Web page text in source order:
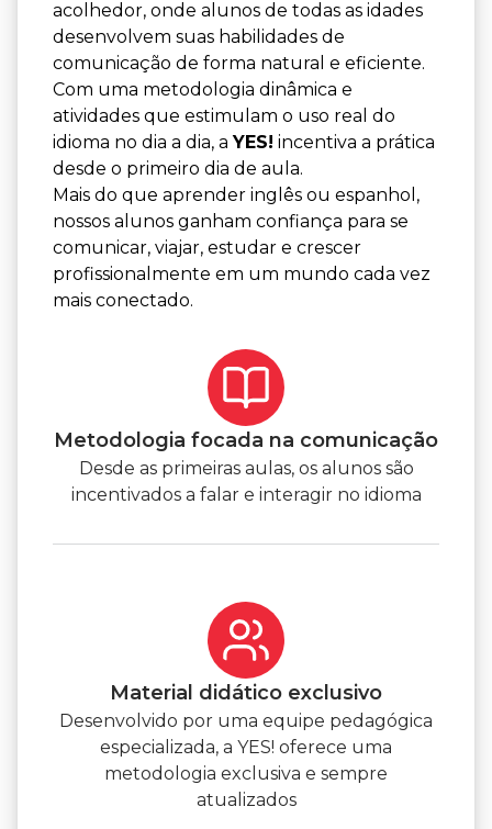
acolhedor, onde alunos de todas as idades
desenvolvem suas habilidades de
comunicação de forma natural e eficiente.
Com uma metodologia dinâmica e
atividades que estimulam o uso real do
idioma no dia a dia, aYES! incentiva a prática
desde o primeiro dia de aula.
Mais do que aprender inglês ou espanhol,
nossos alunos ganham confiança para se
comunicar, viajar, estudar e crescer
profissionalmente em um mundo cada vez
mais conectado.
Metodologia focada na comunicação
Desde as primeiras aulas, os alunos são
incentivados a falar e interagir no idioma
Material didático exclusivo
Desenvolvido por uma equipe pedagógica
especializada, a YES! oferece uma
metodologia exclusiva e sempre
atualizados